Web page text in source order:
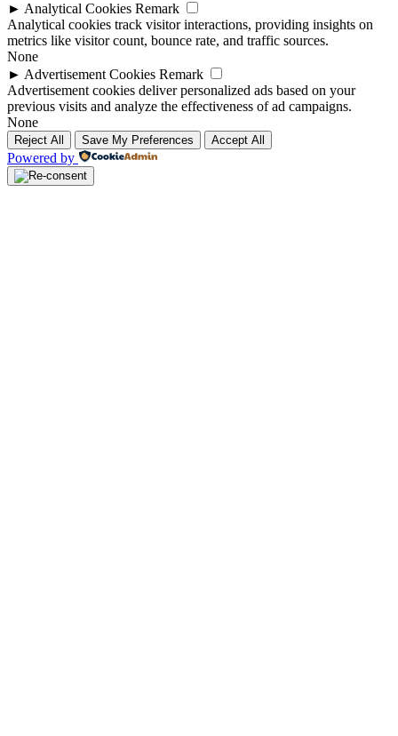
► Analytical Cookies Remark
Analytical cookies track visitor interactions, providing insights on
metrics like visitor count, bounce rate, and traffic sources.
None
► Advertisement Cookies Remark
Advertisement cookies deliver personalized ads based on your
previous visits and analyze the effectiveness of ad campaigns.
None
Reject All Save My Preferences Accept All
Powered by